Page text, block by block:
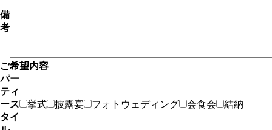
備
考
ご希望内容
パー
ティ
ース
タイ
挙式 披露宴 フォトウェディング 会食会 結納